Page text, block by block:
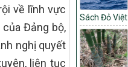
về lĩnh vực
Đảng bộ,
nghị quyết
liên tục
số: 19/
Quy định
xét, công
định công
mới, xã
tỉnh, thành
Sách Đỏ